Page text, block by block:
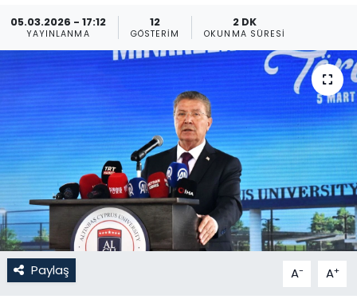
05.03.2026 - 17:12
YAYINLANMA
12
GÖSTERIM
2 DK
OKUNMA SÜRESI
Paylaş A- A+
KKTC
KKTC YEREL SEÇİM 2018
Kültür Sanat
Magazin
Moda
Nöbetçi Eczaneler
Otomobil Dünyası